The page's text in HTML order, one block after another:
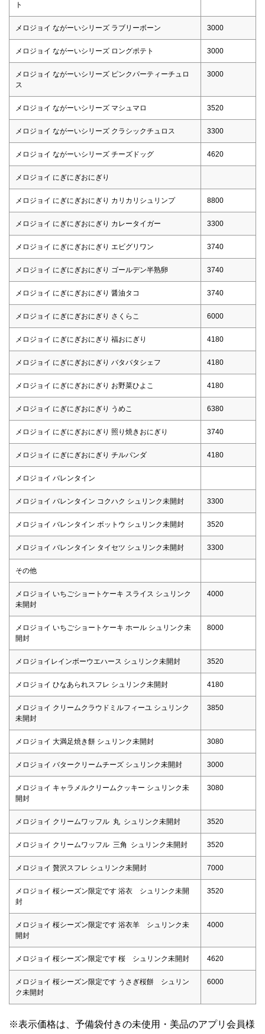
ト
メロジョイ ながーいシリーズ ラブリーボーン 3000
メロジョイ ながーいシリーズ ロングポテト 3000
メロジョイ ながーいシリーズ ピンクパーティーチュロ
ス
3000
メロジョイ ながーいシリーズ マシュマロ 3520
メロジョイ ながーいシリーズ クラシックチュロス 3300
メロジョイ ながーいシリーズ チーズドッグ 4620
メロジョイ にぎにぎおにぎり
メロジョイ にぎにぎおにぎり カリカリシュリンプ 8800
メロジョイ にぎにぎおにぎり カレータイガー 3300
メロジョイ にぎにぎおにぎり エビグリワン 3740
メロジョイ にぎにぎおにぎり ゴールデン半熟卵 3740
メロジョイ にぎにぎおにぎり 醤油タコ 3740
メロジョイ にぎにぎおにぎり さくらこ 6000
メロジョイ にぎにぎおにぎり 福おにぎり 4180
メロジョイ にぎにぎおにぎり バタバタシェフ 4180
メロジョイ にぎにぎおにぎり お野菜ひよこ 4180
メロジョイ にぎにぎおにぎり うめこ 6380
メロジョイ にぎにぎおにぎり 照り焼きおにぎり 3740
メロジョイ にぎにぎおにぎり チルパンダ 4180
メロジョイ バレンタイン
メロジョイ バレンタイン コクハク シュリンク未開封 3300
メロジョイ バレンタイン ボットウ シュリンク未開封 3520
メロジョイ バレンタイン タイセツ シュリンク未開封 3300
その他
メロジョイ いちごショートケーキ スライス シュリンク
未開封
4000
メロジョイ いちごショートケーキ ホール シュリンク未
開封
8000
メロジョイレインボーウエハース シュリンク未開封 3520
メロジョイ ひなあられスフレ シュリンク未開封 4180
メロジョイ クリームクラウドミルフィーユ シュリンク
未開封
3850
メロジョイ 大満足焼き餅 シュリンク未開封 3080
メロジョイ バタークリームチーズ シュリンク未開封 3000
メロジョイ キャラメルクリームクッキー シュリンク未
開封
3080
メロジョイ クリームワッフル 丸 シュリンク未開封 3520
メロジョイ クリームワッフル 三角 シュリンク未開封 3520
メロジョイ 贅沢スフレ シュリンク未開封 7000
メロジョイ 桜シーズン限定です 浴衣 シュリンク未開
封
3520
メロジョイ 桜シーズン限定です 浴衣羊 シュリンク未
開封
4000
メロジョイ 桜シーズン限定です 桜 シュリンク未開封 4620
メロジョイ 桜シーズン限定です うさぎ桜餅 シュリン
ク未開封
6000
※表示価格は、予備袋付きの未使用・美品のアプリ会員様